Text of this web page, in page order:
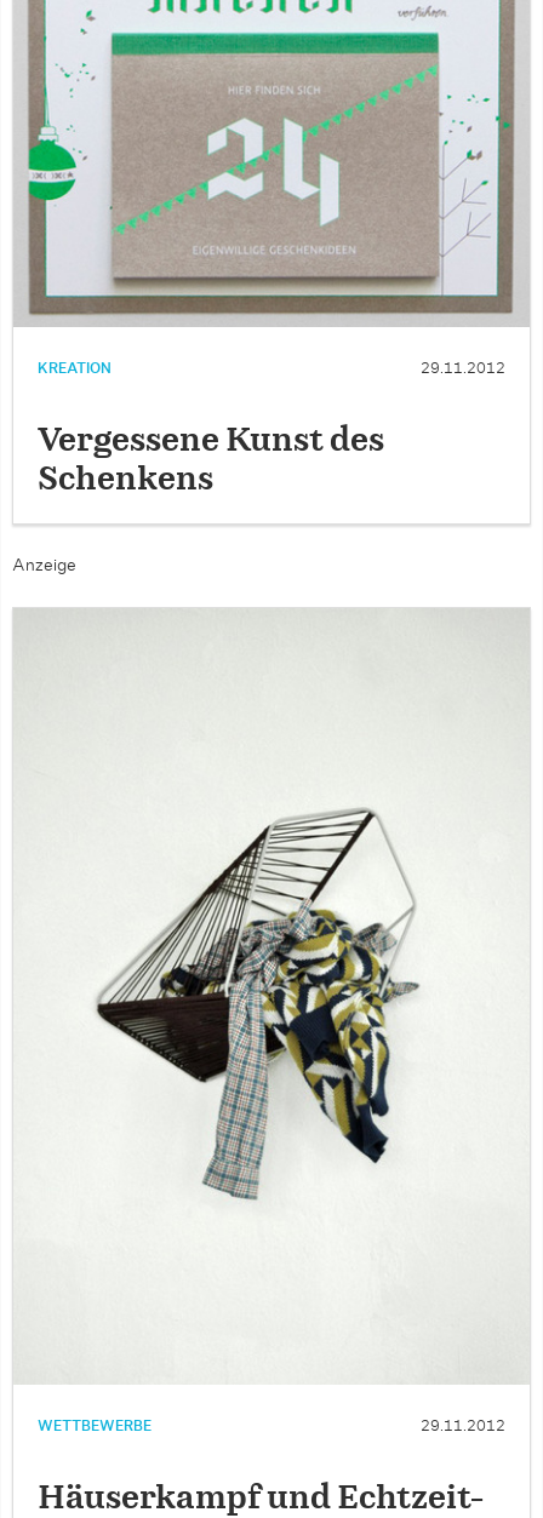
KREATION 29.11.2012
Vergessene Kunst des
Schenkens
Anzeige
WETTBEWERBE 29.11.2012
Häuserkampf und Echtzeit-